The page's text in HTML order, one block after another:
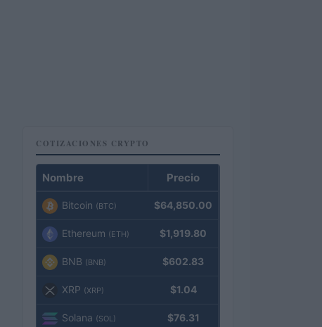
COTIZACIONES CRYPTO
Nombre Precio
Bitcoin (BTC) $64,850.00
Ethereum (ETH) $1,919.80
BNB (BNB) $602.83
XRP (XRP) $1.04
Solana (SOL) $76.31